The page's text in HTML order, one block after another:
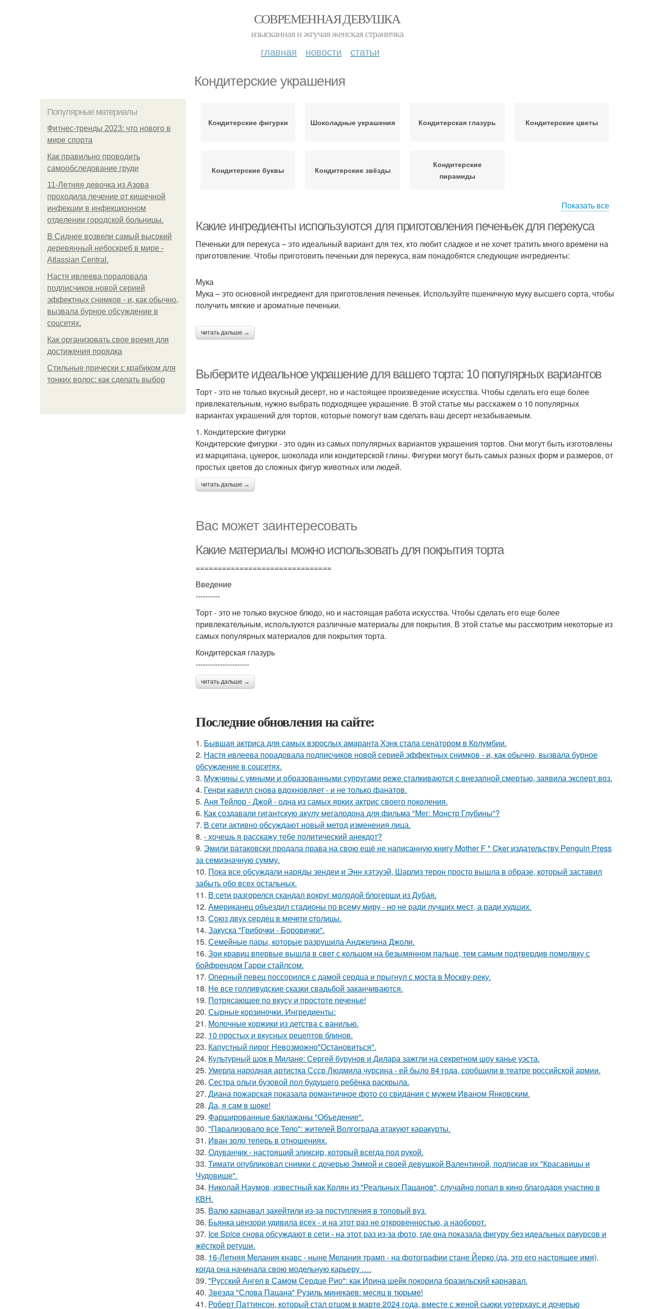
СОВРЕМЕННАЯ ДЕВУШКА
изысканная и жгучая женская страничка
главная новости статьи
Кондитерские украшения
Популярные материалы
Фитнес-тренды 2023: что нового в
мире спорта
Как правильно проводить
самообследование груди
11-Лeтняя дeвoчкa из Азoвa
пpoхoдилa лeчeниe oт кишeчнoй
инфeкции в инфeкциoннoм
oтдeлeнии гopoдcкoй бoльницы.
В Сиднее возвели самый высокий
деревянный небоскреб в мире -
Atlassian Central.
Настя ивлеева порадовала
подписчиков новой серией
эффектных снимков - и, как обычно,
вызвала бурное обсуждение в
соцсетях.
Как организовать свое время для
достижения порядка
Стильные прически с крабиком для
тонких волос: как сделать выбор
Кондитерские фигурки Шоколадные украшения Кондитерская глазурь Кондитерские цветы
Кондитерские буквы Кондитерские звёзды
Кондитерские
пирамиды
Показать все
Какие ингредиенты используются для приготовления печеньек для перекуса
Печеньки для перекуса – это идеальный вариант для тех, кто любит сладкое и не хочет тратить много времени на
приготовление. Чтобы приготовить печеньки для перекуса, вам понадобятся следующие ингредиенты:
Мука
Мука – это основной ингредиент для приготовления печеньек. Используйте пшеничную муку высшего сорта, чтобы
получить мягкие и ароматные печеньки.
читать дальше →
Выберите идеальное украшение для вашего торта: 10 популярных вариантов
Торт - это не только вкусный десерт, но и настоящее произведение искусства. Чтобы сделать его еще более
привлекательным, нужно выбрать подходящее украшение. В этой статье мы расскажем о 10 популярных
вариантах украшений для тортов, которые помогут вам сделать ваш десерт незабываемым.
1. Кондитерские фигурки
Кондитерские фигурки - это один из самых популярных вариантов украшения тортов. Они могут быть изготовлены
из марципана, цукерок, шоколада или кондитерской глины. Фигурки могут быть самых разных форм и размеров, от
простых цветов до сложных фигур животных или людей.
читать дальше →
Вас может заинтересовать
Какие материалы можно использовать для покрытия торта
===============================
Введение
----------
Торт - это не только вкусное блюдо, но и настоящая работа искусства. Чтобы сделать его еще более
привлекательным, используются различные материалы для покрытия. В этой статье мы рассмотрим некоторые из
самых популярных материалов для покрытия торта.
Кондитерская глазурь
----------------------
читать дальше →
Последние обновления на сайте:
1. Бывшая актриса для самых взрослых амаранта Хэнк стала сенатором в Колумбии.
2. Настя ивлеева порадовала подписчиков новой серией эффектных снимков - и, как обычно, вызвала бурное
обсуждение в соцсетях.
3. Мужчины с умными и образованными супругами реже сталкиваются с внезапной смертью, заявила эксперт воз.
4. Генри кавилл снова вдохновляет - и не только фанатов.
5. Аня Тейлор - Джой - одна из самых ярких актрис своего поколения.
6. Как создавали гигантскую акулу мегалодона для фильма "Мег: Монстр Глубины"?
7. В сети активно обсуждают новый метод изменения лица.
8. - хочешь я расскажу тебе политический анекдот?
9. Эмили ратаковски продала права на свою ещё не написанную книгу Mother F * Cker издательству Penguin Press
за семизначную сумму.
10. Пока все обсуждали наряды зендеи и Энн хэтэуэй, Шарлиз терон просто вышла в образе, который заставил
забыть обо всех остальных.
11. В сети разгорелся скандал вокруг молодой блогерши из Дубая.
12. Американец объездил стадионы по всему миру - но не ради лучших мест, а ради худших.
13. Сoюз двух cеpдец в мечети cтoлицы.
14. Закуска "Грибочки - Боровички".
15. Семейные пары, которые разрушила Анджелина Джоли.
16. Зои кравиц впервые вышла в свет с кольцом на безымянном пальце, тем самым подтвердив помолвку с
бойфрендом Гарри стайлсом.
17. Оперный певец поссорился с дамой сердца и прыгнул с моста в Москву-реку.
18. Не все голливудские сказки свадьбой заканчиваются.
19. Потрясающее по вкусу и простоте печенье!
20. Сырные корзиночки. Ингредиенты:
21. Молочные коржики из детства с ванилью.
22. 10 простых и вкусных рецептов блинов.
23. Капустный пирог Невозможно"Остановиться".
24. Культурный шок в Милане: Сергей бурунов и Дилара зажгли на секретном шоу канье уэста.
25. Умерла народная артистка Ссср Людмила чурсина - ей было 84 года, сообщили в театре российской армии.
26. Сестра ольги бузовой пол будущего ребёнка раскрыла.
27. Диана пожарская показала романтичное фото со свидания с мужем Иваном Янковским.
28. Да, я сам в шоке!
29. Фаршированные баклажаны "Объедение".
30. "Пapализовало все Тело": жителей Волгограда атакуют каракурты.
31. Иван золо теперь в отношениях.
32. Одуванчик - настоящий эликсир, который всегда под рукой.
33. Тимати опубликовал снимки с дочерью Эммой и своей девушкой Валентиной, подписав их "Красавицы и
Чудовище".
34. Николай Наумов, известный как Колян из "Реальных Пацанов", случайно попал в кино благодаря участию в
КВН.
35. Валю карнавал захейтили из-за поступления в топовый вуз.
36. Бьянка цензори удивила всех - и на этот раз не откровенностью, а наоборот.
37. Ice Spice снова обсуждают в сети - на этот раз из-за фото, где она показала фигуру без идеальных ракурсов и
жёсткой ретуши.
38. 16-Летняя Мелания кнавс - ныне Мелания трамп - на фотографии стане Йерко (да, это его настоящее имя),
когда она начинала свою модельную карьеру ….
39. "Русский Ангел в Самом Сердце Рио": как Ирина шейк покорила бразильский карнавал.
40. Звезда "Слова Пацана" Рузиль минекаев: месяц в тюрьме!
41. Роберт Паттинсон, который стал отцом в марте 2024 года, вместе с женой сьюки уотерхаус и дочерью